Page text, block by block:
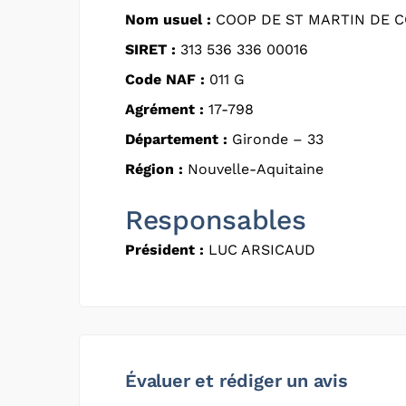
Nom usuel : COOP DE ST MARTIN DE
SIRET : 313 536 336 00016
Code NAF : 011 G
Agrément : 17-798
Département : Gironde – 33
Région : Nouvelle-Aquitaine
Responsables
Président : LUC ARSICAUD
Évaluer et rédiger un avis